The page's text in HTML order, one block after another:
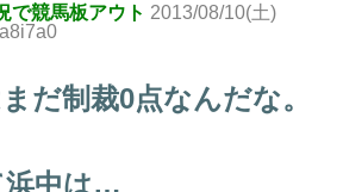
で競馬板アウト 2013/08/10(土)
だ制裁0点なんだな。
浜中は…